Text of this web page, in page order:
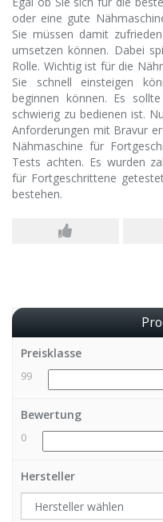
oder eine gute
Sie müssen damit
umsetzen können. Dabei
Rolle. Wichtig ist für die
Sie schnell einsteigen
beginnen können. Es
schwierig zu bedienen ist.
Anforderungen mit Bravur
Nähmaschine für
Tests achten. Es wurden
für Fortgeschrittene
bestehen.
Preisklasse
99
Bewertung
0
Hersteller